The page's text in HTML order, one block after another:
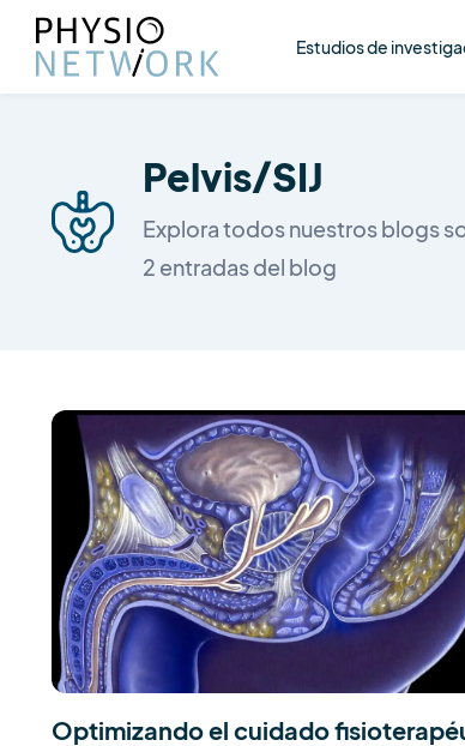
Estudios de
Pelvis/SIJ
Explora todos nuestros blogs
2 entradas del blog
Optimizando el cuidado